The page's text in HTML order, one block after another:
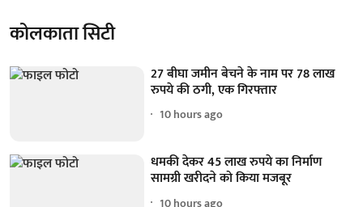
कोलकाता सिटी
27 बीघा जमीन बेचने के नाम पर 78 लाख
रुपये की ठगी, एक गिरफ्तार
10 hours ago
धमकी देकर 45 लाख रुपये का निर्माण
सामग्री खरीदने को किया मजबूर